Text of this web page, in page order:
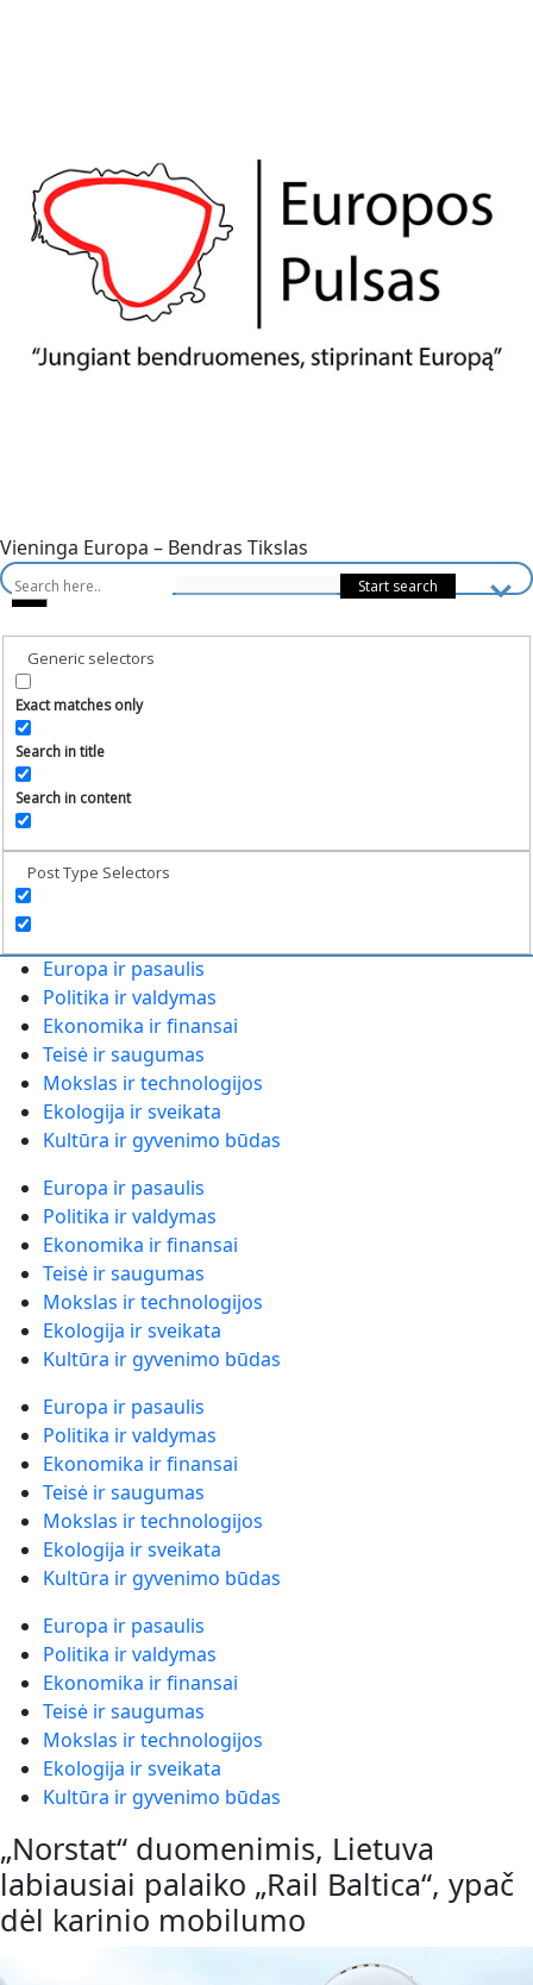
Vieninga Europa – Bendras Tikslas
Generic selectors
Exact matches only
Search in title
Search in content
Post Type Selectors
Europa ir pasaulis
Politika ir valdymas
Ekonomika ir finansai
Teisė ir saugumas
Mokslas ir technologijos
Ekologija ir sveikata
Kultūra ir gyvenimo būdas
Europa ir pasaulis
Politika ir valdymas
Ekonomika ir finansai
Teisė ir saugumas
Mokslas ir technologijos
Ekologija ir sveikata
Kultūra ir gyvenimo būdas
Europa ir pasaulis
Politika ir valdymas
Ekonomika ir finansai
Teisė ir saugumas
Mokslas ir technologijos
Ekologija ir sveikata
Kultūra ir gyvenimo būdas
Europa ir pasaulis
Politika ir valdymas
Ekonomika ir finansai
Teisė ir saugumas
Mokslas ir technologijos
Ekologija ir sveikata
Kultūra ir gyvenimo būdas
„Norstat“ duomenimis, Lietuva
labiausiai palaiko „Rail Baltica“, ypač
dėl karinio mobilumo